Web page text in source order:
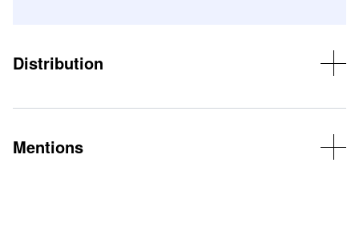
Distribution
Léo Jassef : piano, percussions
Mentions